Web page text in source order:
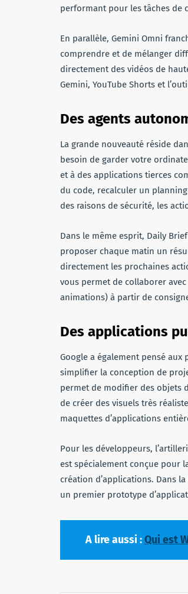
performant pour les tâches de
En parallèle, Gemini Omni
comprendre et de mélanger
directement des vidéos de
Gemini, YouTube Shorts et
Des agents
La grande nouveauté réside
besoin de garder votre
et à des applications tierces
du code, recalculer un
des raisons de sécurité, les
Dans le même esprit, Daily
proposer chaque matin un
directement les prochaines
vous permet de collaborer
animations) à partir de
Des applications
Google a également pensé
simplifier la conception de
permet de modifier des objets
de créer des visuels très
maquettes d’applications
Pour les développeurs,
est spécialement conçue pour
création d’applications. Dans
un premier prototype
A lire aussi :Qui est